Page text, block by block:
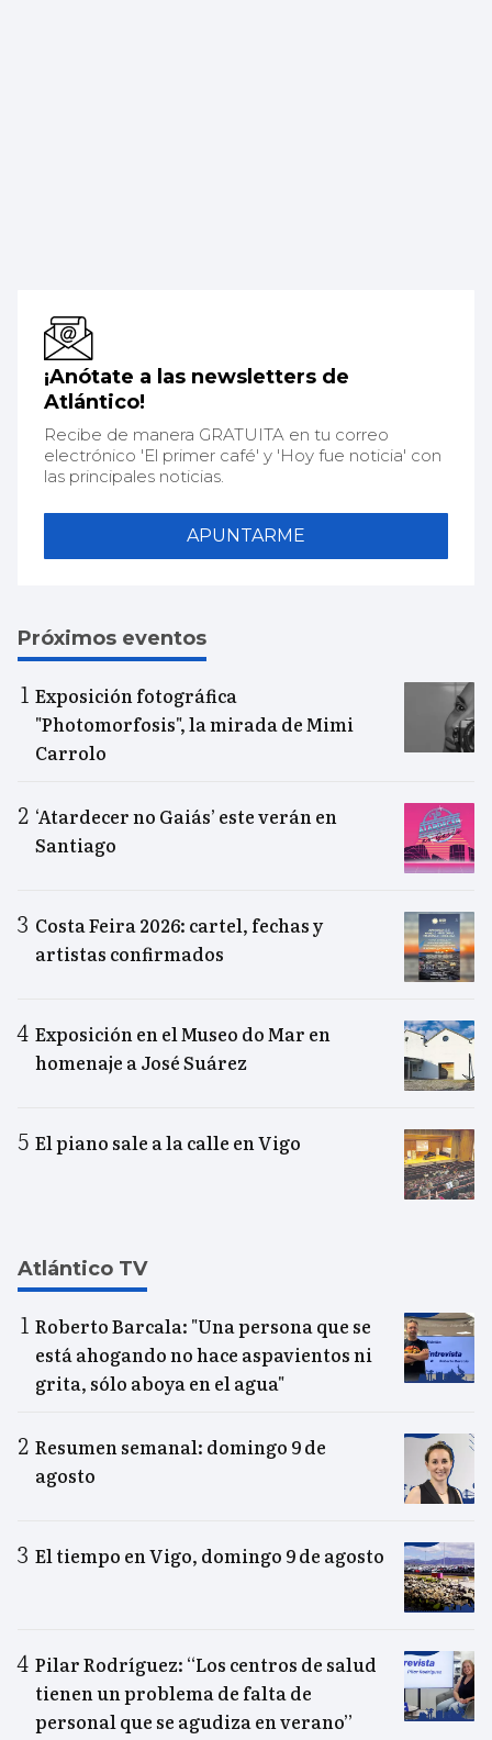
¡Anótate a las newsletters de
Atlántico!
Recibe de manera GRATUITA en tu correo
electrónico 'El primer café' y 'Hoy fue noticia' con
las principales noticias.
APUNTARME
Próximos eventos
Exposición fotográfica
"Photomorfosis", la mirada de Mimi
Carrolo
‘Atardecer no Gaiás’ este verán en
Santiago
Costa Feira 2026: cartel, fechas y
artistas confirmados
Exposición en el Museo do Mar en
homenaje a José Suárez
El piano sale a la calle en Vigo
Atlántico TV
Roberto Barcala: "Una persona que se
está ahogando no hace aspavientos ni
grita, sólo aboya en el agua"
Resumen semanal: domingo 9 de
agosto
El tiempo en Vigo, domingo 9 de agosto
Pilar Rodríguez: “Los centros de salud
tienen un problema de falta de
personal que se agudiza en verano”